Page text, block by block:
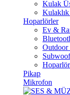
Kulak
Kulaklık
Hoparlörler
Ev &
Hoparlör
Pikap
Mikrofon